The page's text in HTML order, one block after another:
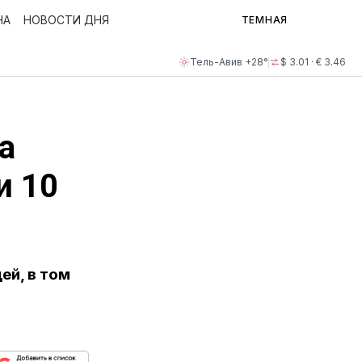
Тель-Авив +28° $ 3.01 · € 3.46
НОВОСТИ ДНЯ ТЕМНАЯ
10
в том